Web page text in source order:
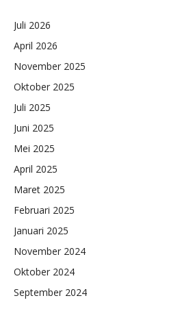
Juli 2026
April 2026
November 2025
Oktober 2025
Juli 2025
Juni 2025
Mei 2025
April 2025
Maret 2025
Februari 2025
Januari 2025
November 2024
Oktober 2024
September 2024